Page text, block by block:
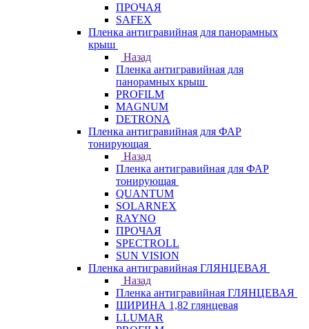
ПРОЧАЯ
SAFEX
Пленка антигравийная для панорамных
крыш
Назад
Пленка антигравийная для
панорамных крыш
PROFILM
MAGNUM
DETRONA
Пленка антигравийная для ФАР
тонирующая
Назад
Пленка антигравийная для ФАР
тонирующая
QUANTUM
SOLARNEX
RAYNO
ПРОЧАЯ
SPECTROLL
SUN VISION
Пленка антигравийная ГЛЯНЦЕВАЯ
Назад
Пленка антигравийная ГЛЯНЦЕВАЯ
ШИРИНА 1,82 глянцевая
LLUMAR